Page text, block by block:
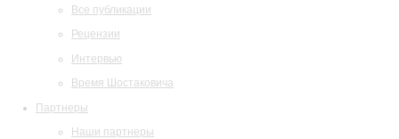
Все публикации
Рецензии
Интервью
Время Шостаковича
Партнеры
Наши партнеры